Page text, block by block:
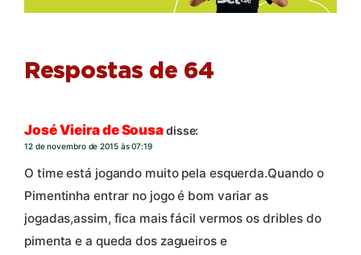
Respostas de 64
José Vieira de Sousadisse:
12 de novembro de 2015 às 07:19
O time está jogando muito pela esquerda.Quando o
Pimentinha entrar no jogo é bom variar as
jogadas,assim, fica mais fácil vermos os dribles do
pimenta e a queda dos zagueiros e